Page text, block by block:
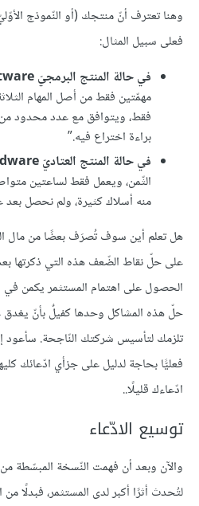
وهنا تعترف أنّ منتجك (أو النّموذج
فعلى سبيل المثال:
في حالة المنتج البرمجيّ software:
مهمّتين فقط من أصل المهام
فقط، ويتوافق مع عدد محدود
براءة اختراع فيه.”
في حالة المنتج العتاديّ hardware
الثّمن، ويعمل فقط لساعتين
منه أسلاك كثيرة، ولم نحصل بعد
هل تعلم أين سوف تُصرَف بعضًا من مال
على حلّ نقاط الضّعف هذه التي ذكرتها
الحصول على اهتمام المستثمر يكمن في
حلّ هذه المشاكل وحدها كفيلٌ بأنّ يغدق
تلزمك لتأسيس شركتك النّاجحة. سأعود
فعليًّا بحاجة لدليل على جزأي ادّعائك
ادّعاءك قليلًا..
توسيع الادّعاء
والآن وبعد أن فهمت النّسخة المبسّطة من
لتُحدث أثرًا أكبر لدى المستثمر، فبدلًا من